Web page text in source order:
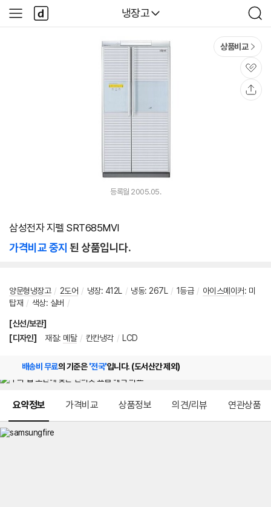
다나와
냉장고
검
색
사
이
다
나
와
상품비교
관
심
등록월 2005.05.
삼성전자 지펠 SRT685MVI
가격비교 중지 된 상품입니다.
양문형냉장고 / 2도어 / 냉장: 412L / 냉동: 267L / 1등급 / 아이스메이커: 미
탑재 / 색상: 실버 /
[신선/보관]
[디자인]
재질: 메탈 / 칸칸냉각 / LCD
배송비 무료의 기준은'전국'입니다. (도서산간 제외)
요약정보 가격비교 상품정보 의견/리뷰 연관상품